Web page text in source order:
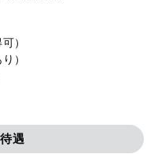
）
）
遇